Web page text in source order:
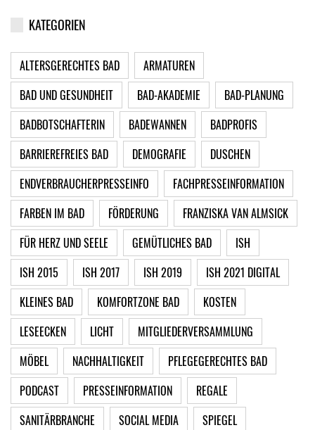
KATEGORIEN
ALTERSGERECHTES BAD
ARMATUREN
BAD UND GESUNDHEIT
BAD-AKADEMIE
BAD-PLANUNG
BADBOTSCHAFTERIN
BADEWANNEN
BADPROFIS
BARRIEREFREIES BAD
DEMOGRAFIE
DUSCHEN
ENDVERBRAUCHERPRESSEINFO
FACHPRESSEINFORMATION
FARBEN IM BAD
FÖRDERUNG
FRANZISKA VAN ALMSICK
FÜR HERZ UND SEELE
GEMÜTLICHES BAD
ISH
ISH 2015
ISH 2017 ISH 2019
ISH 2021 DIGITAL
KLEINES BAD
KOMFORTZONE BAD
KOSTEN
LESEECKEN
LICHT
MITGLIEDERVERSAMMLUNG
MÖBEL
NACHHALTIGKEIT
PFLEGEGERECHTES BAD
PODCAST
PRESSEINFORMATION
REGALE
SANITÄRBRANCHE
SOCIAL MEDIA
SPIEGEL